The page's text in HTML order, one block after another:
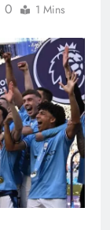
0 1 Mins